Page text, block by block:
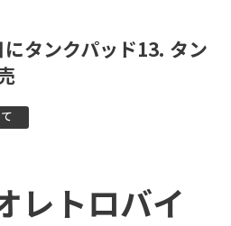
タンクパッド13. タン
レトロバイ